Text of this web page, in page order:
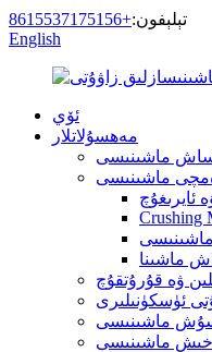
تېلېفون:+8615537175156
English
ئۆي
مەھسۇلاتلار
ماشىنىسى
ماشىنىسى
ئايرىغۇچ
Crushing
ماشىنا
ۋە قۇرۇتقۇچ
ئۈسكۈنىلىرى
ماشىنىسى
خىش ماشىنىسى